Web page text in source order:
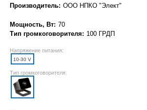
Производитель: ООО НПКО "Элект"
Мощность, Вт: 70
Тип громкоговорителя: 100 ГРДП
Напряжение питания:
10-30 V
Тип громкоговорителя: